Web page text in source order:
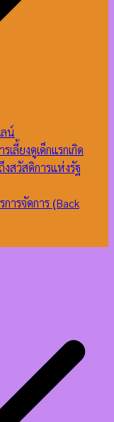
น์
เลี้ยงดูเด็กแรกเกิด
งสวัสดิการแห่งรัฐ
ารจัดการ (ฺBack